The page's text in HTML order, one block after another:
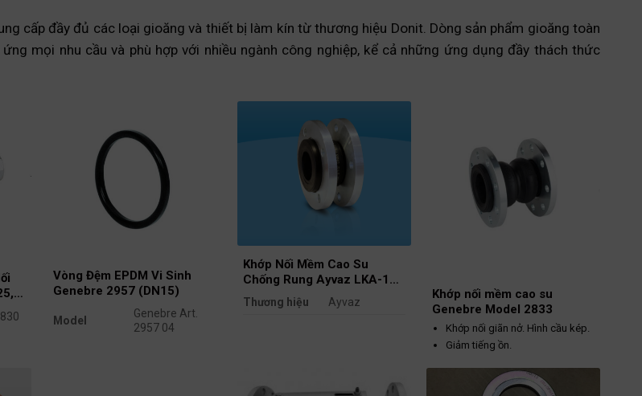
cấp đầy đủ các loại gioăng và thiết bị làm kín từ thương hiệu Donit. Dòng sản phẩm gioăng toàn
mọi nhu cầu và phù hợp với nhiều ngành công nghiệp, kể cả những ứng dụng đầy thách thức
Vòng Đệm EPDM Vi Sinh
Genebre 2957 (DN15)
Model
Genebre Art.
2957 04
Khớp Nối Mềm Cao Su
Chống Rung Ayvaz LKA-10
DN150 (PN16)
Thương hiệu
Ayvaz
Khớp nối mềm cao su
Genebre Model 2833
Khớp nối giãn nở. Hình cầu kép.
Giảm tiếng ồn.
Cho phép chuyển động dọc trục